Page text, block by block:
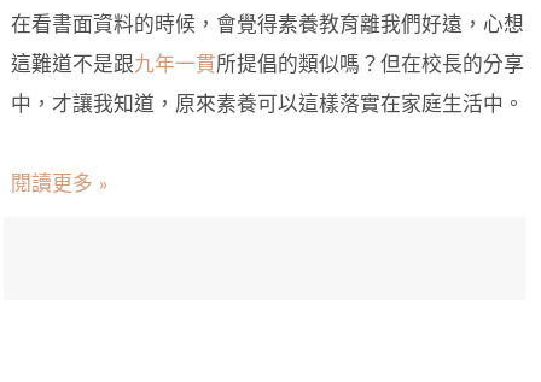
在看書面資料的時候，會覺得素養教育離我們好遠，心想
這難道不是跟九年一貫 所提倡的類似嗎？但在校長的分享
中，才讓我知道，原來素養可以這樣落實在家庭生活中。
閱讀更多 »